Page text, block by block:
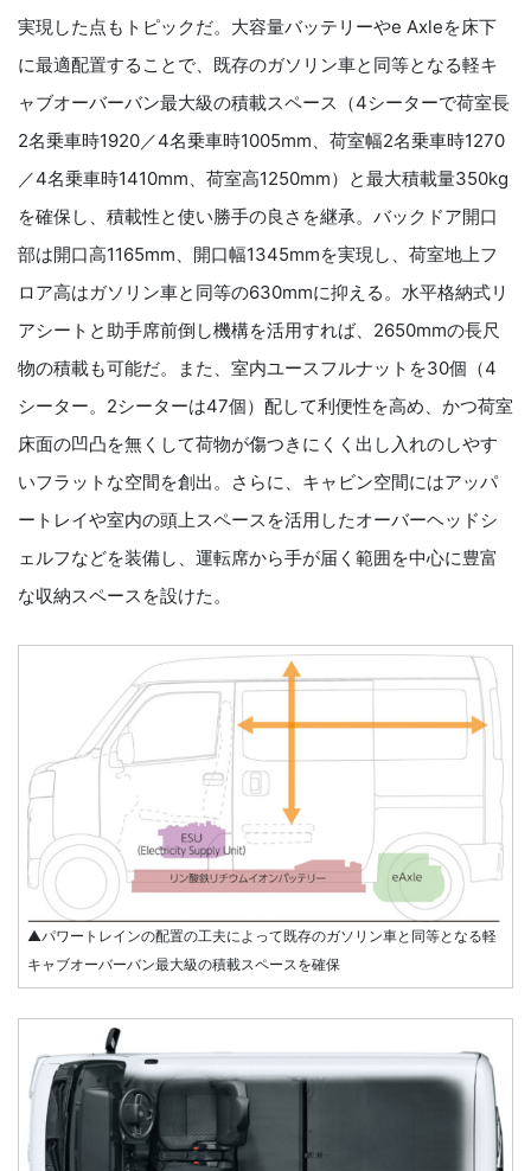
実現した点もトピックだ。大容量バッテリーやe Axleを床下
に最適配置することで、既存のガソリン車と同等となる軽キ
ャブオーバーバン最大級の積載スペース（4シーターで荷室長
2名乗車時1920／4名乗車時1005mm、荷室幅2名乗車時1270
／4名乗車時1410mm、荷室高1250mm）と最大積載量350kg
を確保し、積載性と使い勝手の良さを継承。バックドア開口
部は開口高1165mm、開口幅1345mmを実現し、荷室地上フ
ロア高はガソリン車と同等の630mmに抑える。水平格納式リ
アシートと助手席前倒し機構を活用すれば、2650mmの長尺
物の積載も可能だ。また、室内ユースフルナットを30個（4
シーター。2シーターは47個）配して利便性を高め、かつ荷室
床面の凹凸を無くして荷物が傷つきにくく出し入れのしやす
いフラットな空間を創出。さらに、キャビン空間にはアッパ
ートレイや室内の頭上スペースを活用したオーバーヘッドシ
ェルフなどを装備し、運転席から手が届く範囲を中心に豊富
な収納スペースを設けた。
▲パワートレインの配置の工夫によって既存のガソリン車と同等となる軽
キャブオーバーバン最大級の積載スペースを確保